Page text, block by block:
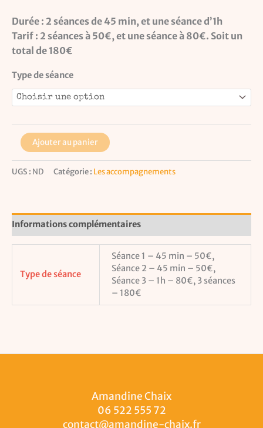
Durée : 2 séances de 45 min, et une séance d’1h
Tarif : 2 séances à 50€, et une séance à 80€. Soit un
total de 180€
Type de séance
Ajouter au panier
UGS : ND Catégorie : Les accompagnements
Informations complémentaires
Type de séance
Séance 1 – 45 min – 50€,
Séance 2 – 45 min – 50€,
Séance 3 – 1h – 80€, 3 séances
– 180€
Amandine Chaix
06 522 555 72
contact@amandine-chaix.fr